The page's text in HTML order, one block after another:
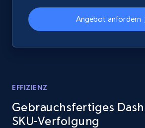
Title, Seller name, Brand,
price, Currency, Availability,
more.
Amazon products global
Amazon products by seller URL
Angebot anfordern
EFFIZIENZ
Gebrauchsfertiges
SKU-Verfolgung